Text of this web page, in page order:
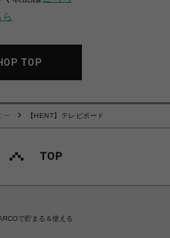
ら
TOP
ー 【HENT】テレビボード
で貯まる＆使える